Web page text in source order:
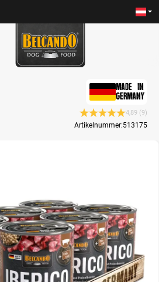
MADE IN
GERMANY
Durchschnittliche
4,89 (9)
Artikelnummer:513175